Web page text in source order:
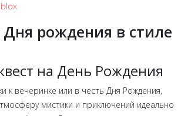
рождения в стиле
на День Рождения
к вечеринке или в честь Дня Рождения,
мистики и приключений идеально